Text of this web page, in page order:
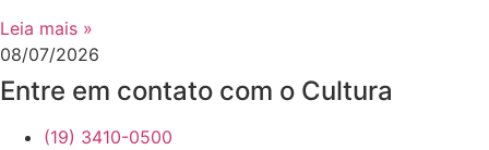
Leia mais »
08/07/2026
Entre em contato com o Cultura
(19) 3410-0500